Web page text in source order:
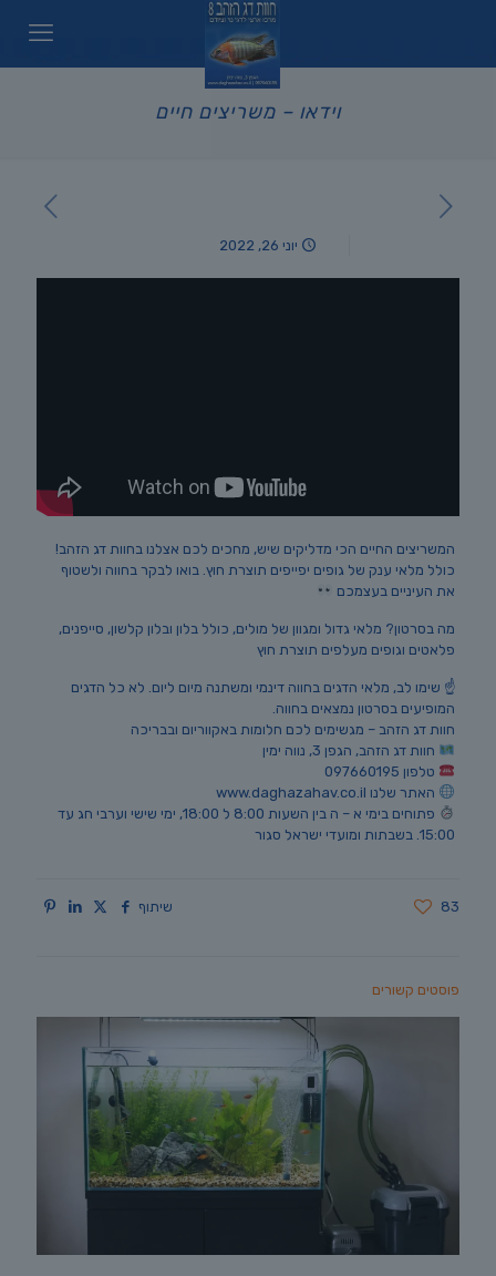
וידאו – משריצים חיים
יוני 26, 2022
המשריצים החיים הכי מדליקים שיש, מחכים לכם אצלנו בחוות דג הזהב!
כולל מלאי ענק של גופים יפייפים תוצרת חוץ. בואו לבקר בחווה ולשטוף
את העיניים בעצמכם
מה בסרטון? מלאי גדול ומגוון של מולים, כולל בלון ובלון קלשון, סייפנים,
פלאטים וגופים מעלפים תוצרת חוץ
☝️ שימו לב, מלאי הדגים בחווה דינמי ומשתנה מיום ליום. לא כל הדגים
המופיעים בסרטון נמצאים בחווה.
חוות דג הזהב – מגשימים לכם חלומות באקווריום ובבריכה
חוות דג הזהב, הגפן 3, נווה ימין
טלפון 097660195
האתר שלנו www.daghazahav.co.il
פתוחים בימי א – ה בין השעות 8:00 ל 18:00, ימי שישי וערבי חג עד
15:00. בשבתות ומועדי ישראל סגור
שיתוף 83
פוסטים קשורים